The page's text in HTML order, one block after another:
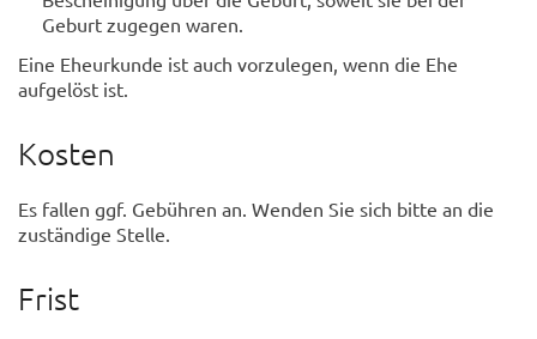
Geburt zugegen waren.
Eine Eheurkunde ist auch vorzulegen, wenn die Ehe
aufgelöst ist.
Kosten
Es fallen ggf. Gebühren an. Wenden Sie sich bitte an die
zuständige Stelle.
Frist